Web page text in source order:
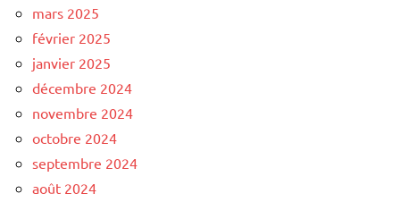
mars 2025
février 2025
janvier 2025
décembre 2024
novembre 2024
octobre 2024
septembre 2024
août 2024